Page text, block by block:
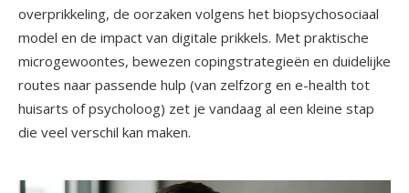
overprikkeling, de oorzaken volgens het biopsychosociaal
model en de impact van digitale prikkels. Met praktische
microgewoontes, bewezen copingstrategieën en duidelijke
routes naar passende hulp (van zelfzorg en e-health tot
huisarts of psycholoog) zet je vandaag al een kleine stap
die veel verschil kan maken.